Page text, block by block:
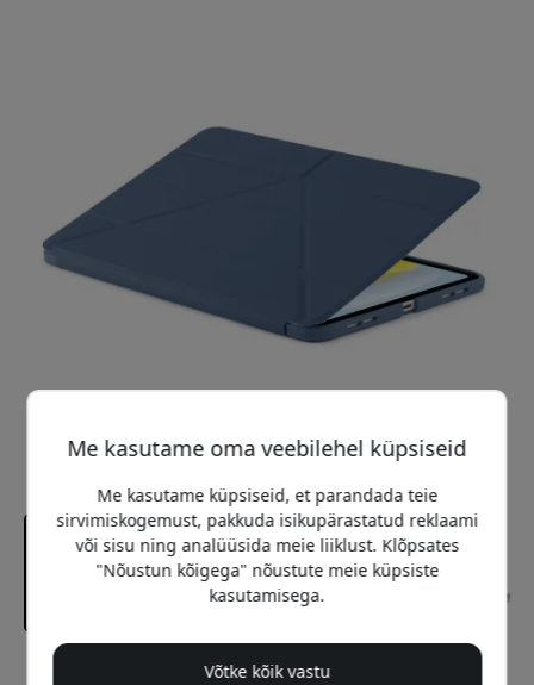
Soovitatav hind
Me kasutame oma veebilehel küpsiseid
Me kasutame küpsiseid, et parandada teie
sirvimiskogemust, pakkuda isikupärastatud reklaami
või sisu ning analüüsida meie liiklust. Klõpsates
"Nõustun kõigega" nõustute meie küpsiste
kasutamisega.
Võtke kõik vastu